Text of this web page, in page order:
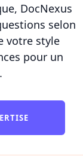
DocNexus
selon
votre style
pour un